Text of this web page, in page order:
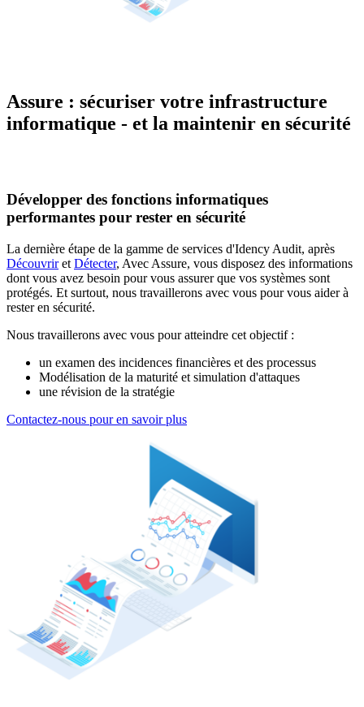
Assure : sécuriser votre infrastructure
informatique - et la maintenir en sécurité
Développer des fonctions informatiques
performantes pour rester en sécurité
La dernière étape de la gamme de services d'Idency Audit, après
Découvriret Détecter, Avec Assure, vous disposez des informations
dont vous avez besoin pour vous assurer que vos systèmes sont
protégés. Et surtout, nous travaillerons avec vous pour vous aider à
rester en sécurité.
Nous travaillerons avec vous pour atteindre cet objectif :
un examen des incidences financières et des processus
Modélisation de la maturité et simulation d'attaques
une révision de la stratégie
Contactez-nous pour en savoir plus